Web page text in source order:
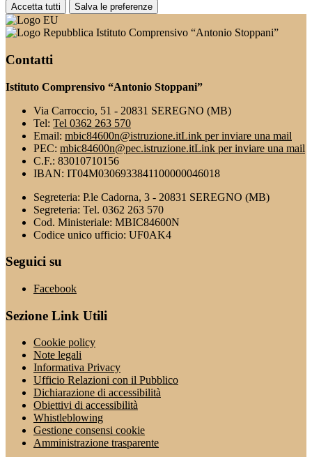
Accetta tutti Salva le preferenze
Istituto Comprensivo “Antonio Stoppani”
Contatti
Istituto Comprensivo “Antonio Stoppani”
Via Carroccio, 51 - 20831 SEREGNO (MB)
Tel: Tel 0362 263 570
Email: mbic84600n@istruzione.itLink per inviare una mail
PEC: mbic84600n@pec.istruzione.itLink per inviare una mail
C.F.: 83010710156
IBAN: IT04M0306933841100000046018
Segreteria: P.le Cadorna, 3 - 20831 SEREGNO (MB)
Segreteria: Tel. 0362 263 570
Cod. Ministeriale: MBIC84600N
Codice unico ufficio: UF0AK4
Seguici su
Facebook
Sezione Link Utili
Cookie policy
Note legali
Informativa Privacy
Ufficio Relazioni con il Pubblico
Dichiarazione di accessibilità
Obiettivi di accessibilità
Whistleblowing
Gestione consensi cookie
Amministrazione trasparente